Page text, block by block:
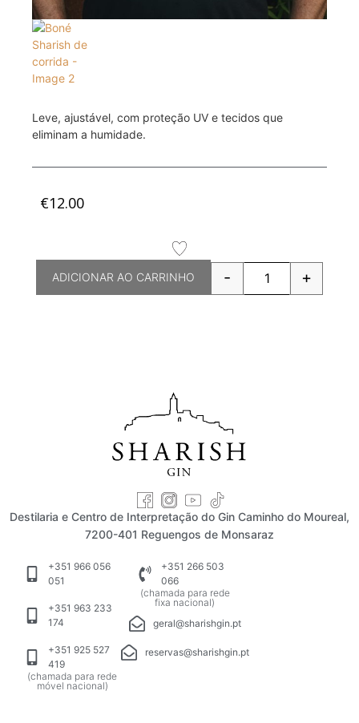
Leve, ajustável, com proteção UV e tecidos que
eliminam a humidade.
€12.00
- +
ADICIONAR AO CARRINHO
Destilaria e Centro de Interpretação do Gin Caminho do Moureal,
7200-401 Reguengos de Monsaraz
+351 966 056
051
+351 963 233
174
+351 925 527
419
(chamada para rede
móvel nacional)
+351 266 503
066
(chamada para rede
fixa nacional)
geral@sharishgin.pt
reservas@sharishgin.pt